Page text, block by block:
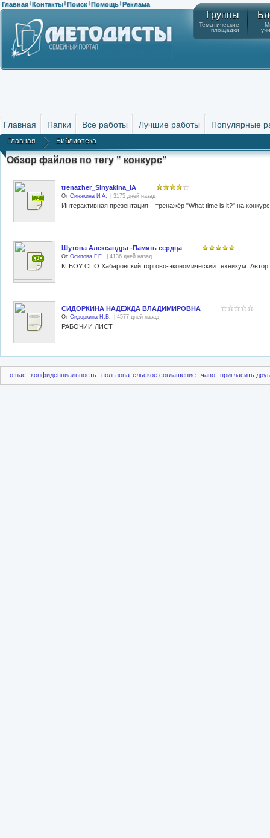
Главная | Контакты | Поиск | Помощь | Реклама
Группы
Тематические
площадки
Главная Папки Все работы Лучшие работы Популярные
Главная Библиотека
Обзор файлов по тегу " конкурс"
trenazher_Sinyakina_IA
От Синякина И.А. | 3175 дней назад
Интерактивная презентация – тренажёр "What time is it?" на
Шутова Александра -Память сердца
От Осипова Г.Е. | 4136 дней назад
СИДОРКИНА НАДЕЖДА ВЛАДИМИРОВНА
От Сидоркина Н.В. | 4577 дней назад
РАБОЧИЙ ЛИСТ
о нас конфиденциальность пользовательское соглашение чаво пригласить